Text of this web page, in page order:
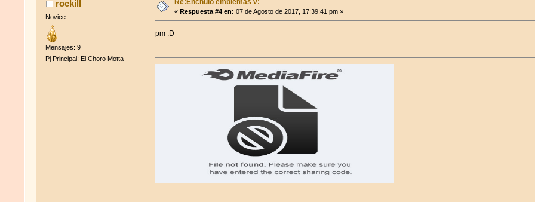
rockill
Novice
Mensajes: 9
Pj Principal: El Choro Motta
«Respuesta #4 en: 07 de Agosto de 2017, 17:39:41 pm »
pm :D